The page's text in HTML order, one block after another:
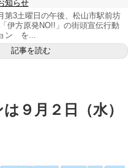
知らせ
第3土曜日の午後、松山市駅前坊
伊方原発NO!!」の街頭宣伝行動
ン を...
記事を読む
９月２日（水）